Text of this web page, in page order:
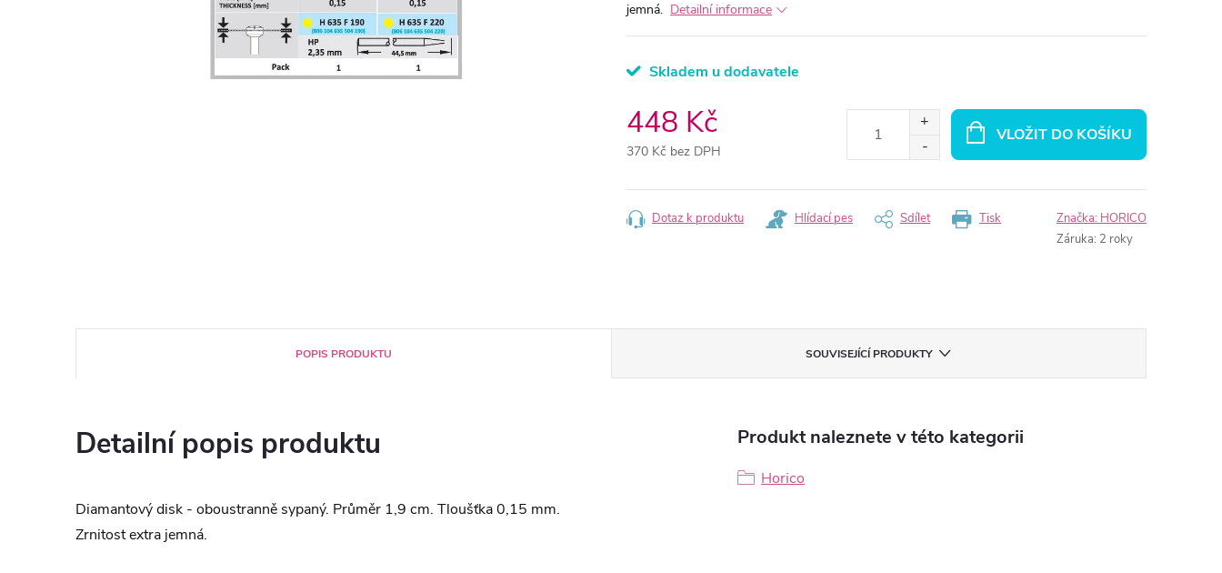
jemná. Detailní informace
Skladem u dodavatele
448 Kč
370 Kč bez DPH
cena:
VLOŽIT DO KOŠÍKU
Tisk
Dotaz k produktu Hlídací pes Sdílet Značka: HORICO
Záruka: 2 roky
POPIS PRODUKTU SOUVISEJÍCÍ PRODUKTY
Detailní popis produktu
Diamantový disk - oboustranně sypaný. Průměr 1,9 cm. Tloušťka 0,15 mm.
Zrnitost extra jemná.
Produkt naleznete v této kategorii
Horico